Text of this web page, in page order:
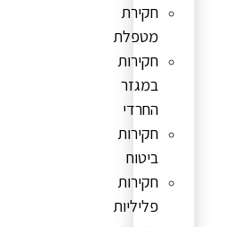
חקירת
מטפלת
חקירות
במגזר
החרדי
חקירות
ביטוח
חקירות
פליליות